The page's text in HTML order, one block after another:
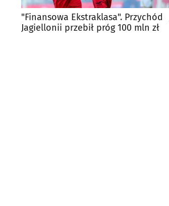
"Finansowa Ekstraklasa". Przychód
Jagiellonii przebił próg 100 mln zł